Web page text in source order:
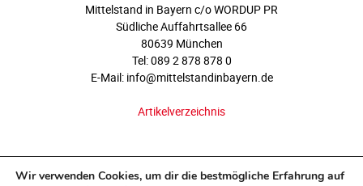
Mittelstand in Bayern c/o WORDUP PR
Südliche Auffahrtsallee 66
80639 München
Tel: 089 2 878 878 0
E-Mail: info@mittelstandinbayern.de
Artikelverzeichnis
Wir verwenden Cookies, um dir die bestmögliche Erfahrung auf